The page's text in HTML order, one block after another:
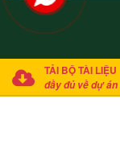
© 2022 Thung Lũng
TẢI BỘ TÀI LIỆU
đầy đủ về dự án